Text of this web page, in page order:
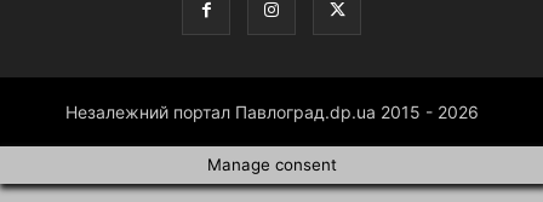
Незалежний портал Павлоград.dp.ua 2015 - 2026
Manage consent